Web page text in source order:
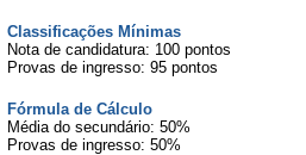
Classificações Mínimas
Nota de candidatura: 100 pontos
Provas de ingresso: 95 pontos
Fórmula de Cálculo
Média do secundário: 50%
Provas de ingresso: 50%